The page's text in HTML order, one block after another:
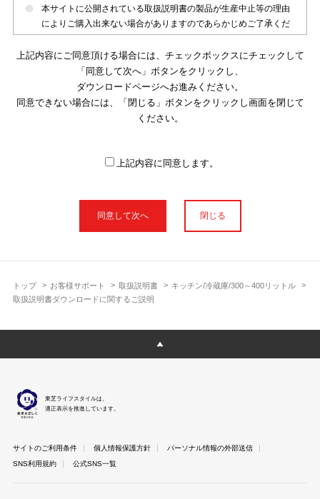
トップ お客様サポート 取扱説明書
キッチン/冷蔵庫/300～400リットル
取扱説明書ダウンロードに関するご説明
本サイトに公開されている取扱説明書の製品が生産中止等の理由
によりご購入出来ない場合がありますのであらかじめご了承くだ
本サイトに公開されている取扱説明書は、製品が発売された時点
のものを掲載しております。従いまして本サイトに掲載されてい
る取扱説明書の記載内容とお客さまがお持ちの製品の仕様がその
後のマイナーチェンジ等で変更になる場合がございます。本サイ
トに公開されている取扱説明書の内容とお手持ちの製品の仕様に
使用上のご注意や安全上のご注意、また測定基準や数値等は取扱
説明書が作成された時点での基準に応じた内容となっております
明書以外の印刷物が同梱されている場合がありますが、本サイト
ではそれらを全て公開しておりませんのであらかじめご了承くだ
本サイトのサービスは予告なく中止または内容を変更する場合が
ございますのであらかじめご了承ください。
さま以外からのお問い合わせにはお答えできない場合があります
のであらかじめご了承ください。
上記内容にご同意頂ける場合には、チェックボックスにチェックして
「同意して次へ」ボタンをクリックし、
ダウンロードページへお進みください。
同意できない場合には、「閉じる」ボタンをクリックし画面を閉じて
ください。
上記内容に同意します。
閉じる
東芝ライフスタイルは、
適正表示を推進しています。
サイトのご利用条件 個人情報保護方針
パーソナル情報の外部送信
SNS利用規約
公式SNS一覧